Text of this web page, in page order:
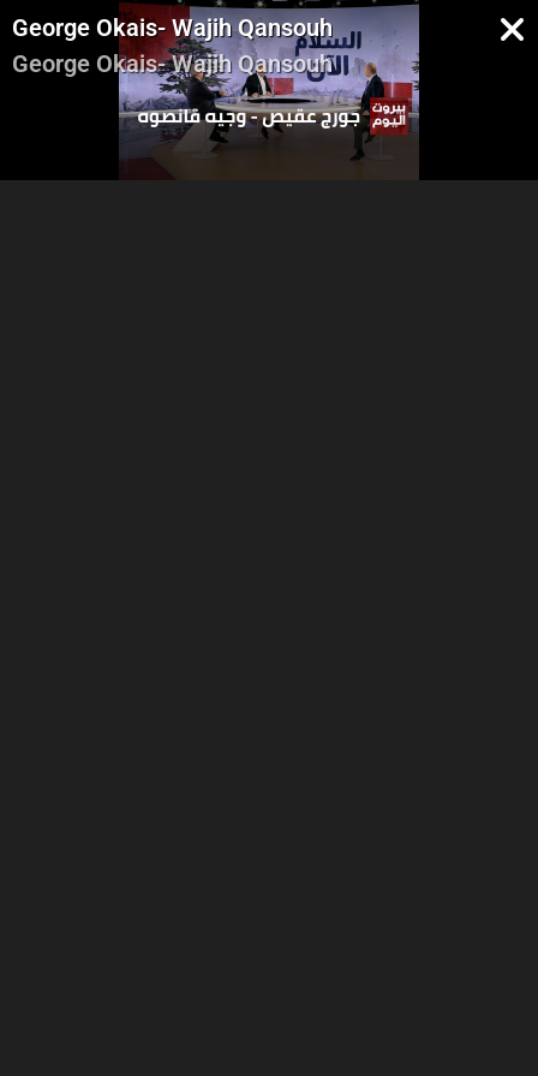
George Okais- Wajih Qansouh
George Okais- Wajih Qansouh